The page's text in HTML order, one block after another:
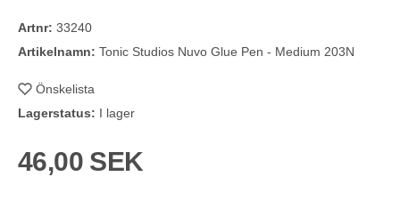
Artnr: 33240
Artikelnamn: Tonic Studios Nuvo Glue Pen - Medium 203N
Önskelista
Lagerstatus: I lager
46,00 SEK